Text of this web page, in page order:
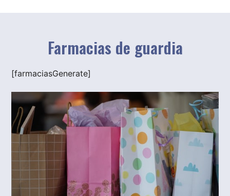
Farmacias de guardia
[farmaciasGenerate]